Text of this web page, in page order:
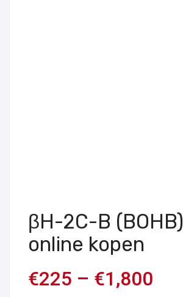
βH-2C-B (BOHB)
online kopen
€225 – €1,800